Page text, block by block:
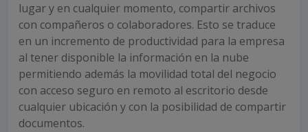
lugar y en cualquier momento, compartir archivos
con compañeros o colaboradores. Esto se traduce
en un incremento de productividad para la empresa
al tener disponible la información en la nube
permitiendo además la movilidad total del negocio
con acceso seguro en remoto al escritorio desde
cualquier ubicación y con la posibilidad de compartir
documentos.